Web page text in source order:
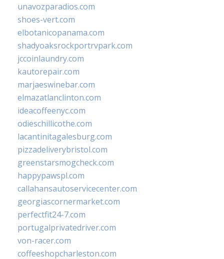
unavozparadios.com
shoes-vert.com
elbotanicopanama.com
shadyoaksrockportrvpark.com
jccoinlaundry.com
kautorepair.com
marjaeswinebar.com
elmazatlanclinton.com
ideacoffeenyc.com
odieschillicothe.com
lacantinitagalesburg.com
pizzadeliverybristol.com
greenstarsmogcheck.com
happypawspl.com
callahansautoservicecenter.com
georgiascornermarket.com
perfectfit24-7.com
portugalprivatedriver.com
von-racer.com
coffeeshopcharleston.com